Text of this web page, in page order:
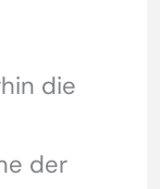
die
der